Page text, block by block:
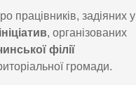
працівників, задіяних у
, організованих
філії
громади.